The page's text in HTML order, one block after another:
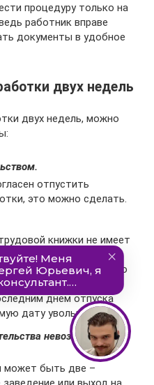
процедуру только на
работник вправе
документы в удобное
двух недель
двух недель, можно
отпустить
это можно сделать.
книжки не имеет
правом на
Для этого нужно
заявление в
днем отпуска
дату увольнения.
невозможности
может быть две –